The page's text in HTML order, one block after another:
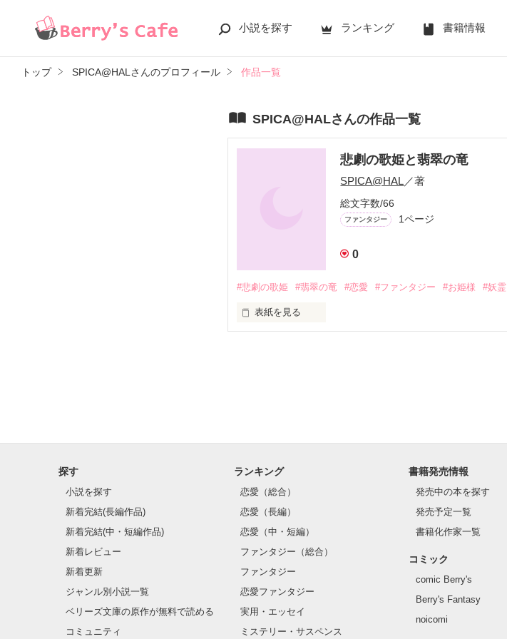
小説を探す ランキング 書籍情報
トップ SPICA@HALさんのプロフィール 作品一覧
SPICA@HALさんの作品一覧
悲劇の歌姫と翡翠の竜
SPICA@HAL／著
総文字数/66
ファンタジー 1ページ
0
#悲劇の歌姫 #翡翠の竜 #恋愛 #ファンタジー #お姫様 #妖霊
表紙を見る
貴方の全てが、愛おしくて仕方ない
探す
小説を探す
新着完結(長編作品)
新着完結(中・短編作品)
新着レビュー
新着更新
ジャンル別小説一覧
ベリーズ文庫の原作が無料で読める
コミュニティ
ランキング
恋愛（総合）
恋愛（長編）
恋愛（中・短編）
ファンタジー（総合）
ファンタジー
恋愛ファンタジー
実用・エッセイ
ミステリー・サスペンス
書籍発売情報
発売中の本を探す
発売予定一覧
書籍化作家一覧
コミック
comic Berry's
Berry's Fantasy
noicomi